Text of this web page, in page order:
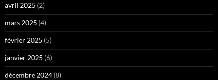
avril 2025 (2)
mars 2025 (4)
février 2025 (5)
janvier 2025 (6)
décembre 2024 (8)